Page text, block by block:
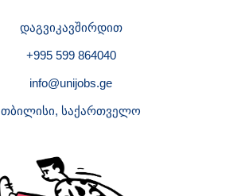
დაგვიკავშირდით
+995 599 864040
info@unijobs.ge
თბილისი, საქართველო